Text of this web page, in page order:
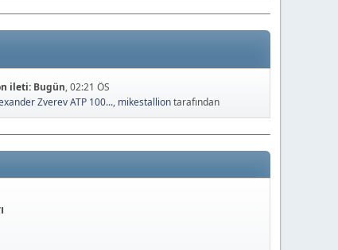
ileti: Bugün, 02:21 ÖS
Zverev ATP 100..., mikestalliontarafından